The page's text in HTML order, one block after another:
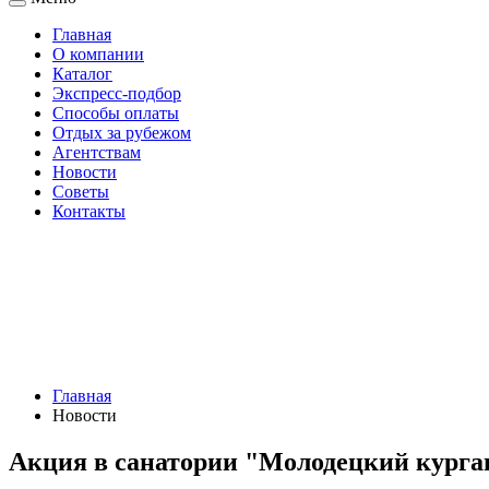
Главная
О компании
Каталог
Экспресс-подбор
Способы оплаты
Отдых за рубежом
Агентствам
Новости
Советы
Контакты
Главная
Новости
Акция в санатории "Молодецкий